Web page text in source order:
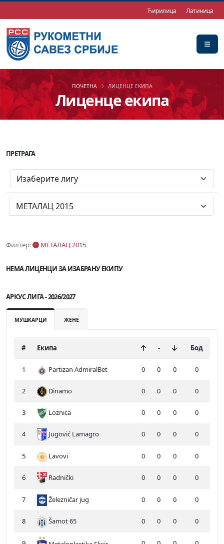
Ћирилица Латиница
Лиценце екипа
ПОЧЕТНА ЛИЦЕНЦЕ ЕКИПА
Филтер: МЕТАЛАЦ 2015
НЕМА ЛИЦЕНЦИ ЗА ИЗАБРАНУ ЕКИПУ
ПРЕТРАГА
АРКУС ЛИГА - 2026/2027
МУШКАРЦИ ЖЕНЕ
# Екипа - Бод
1 Partizan AdmiralBet 0 0 0 0
2 Dinamo 0 0 0 0
3 Loznica 0 0 0 0
4 Jugović Lamagro 0 0 0 0
5 Lavovi 0 0 0 0
6 Radnički 0 0 0 0
7 Železničar jug 0 0 0 0
8 Šamot 65 0 0 0 0